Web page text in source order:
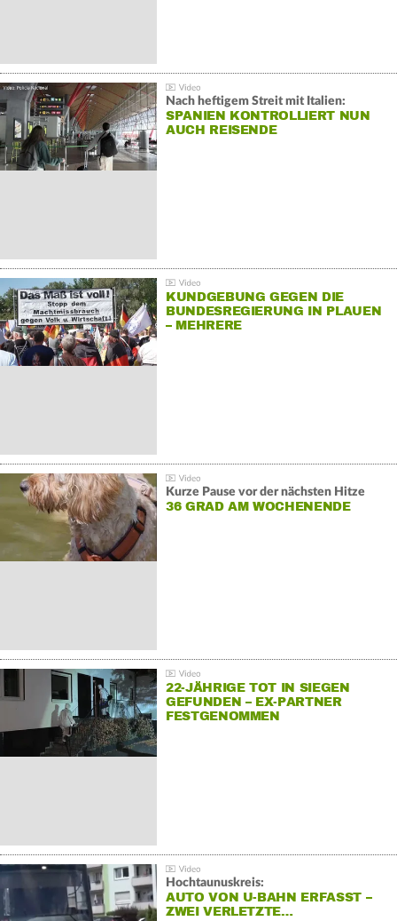
Nach heftigem Streit mit Italien:
SPANIEN KONTROLLIERT NUN
AUCH REISENDE
KUNDGEBUNG GEGEN DIE
BUNDESREGIERUNG IN PLAUEN
– MEHRERE
Kurze Pause vor der nächsten Hitze
36 GRAD AM WOCHENENDE
22-JÄHRIGE TOT IN SIEGEN
GEFUNDEN – EX-PARTNER
FESTGENOMMEN
Hochtaunuskreis:
AUTO VON U-BAHN ERFASST –
ZWEI VERLETZTE…